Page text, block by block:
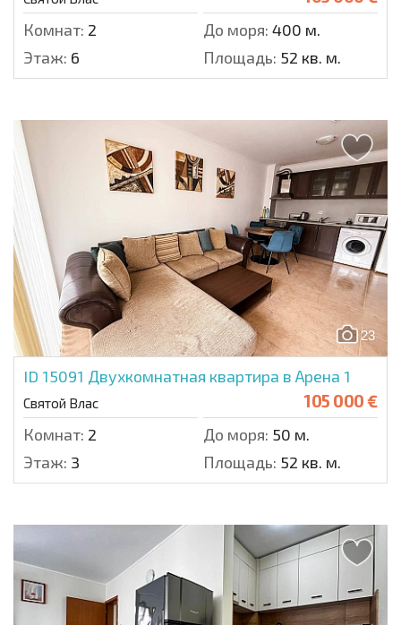
Комнат: 2 До моря: 400 м.
Этаж: 6 Площадь: 52 кв. м.
23
ID 15091 Двухкомнатная квартира в Арена 1
Святой Влас 105 000 €
Комнат: 2 До моря: 50 м.
Этаж: 3 Площадь: 52 кв. м.